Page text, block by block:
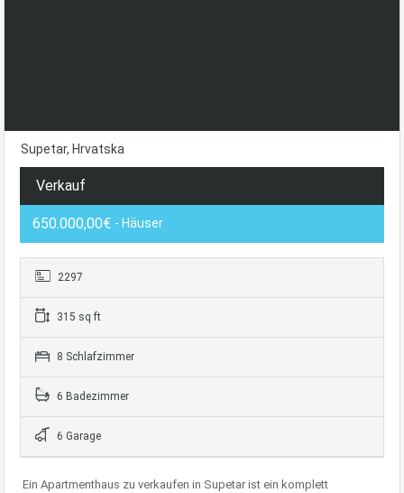
Supetar, Hrvatska
Verkauf
650.000,00€ - Häuser
2297
315 sq ft
8 Schlafzimmer
6 Badezimmer
6 Garage
Ein Apartmenthaus zu verkaufen in Supetar ist ein komplett